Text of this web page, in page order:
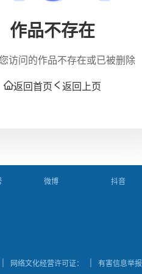
作品不存在
访问的作品不存在或已被删除
返回首页 返回上页
微博 抖音
网络文化经营许可证： 有害信息举报